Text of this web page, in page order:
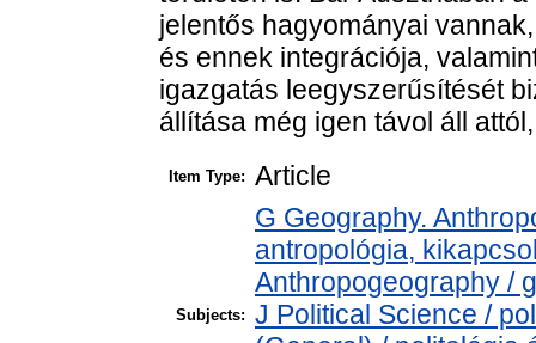
jelentős hagyományai
és ennek integrációja,
igazgatás leegyszerűsítését
állítása még igen távol áll
Item Type: Article
Subjects:
G Geography.
antropológia,
Anthropogeography /
J Political Science /